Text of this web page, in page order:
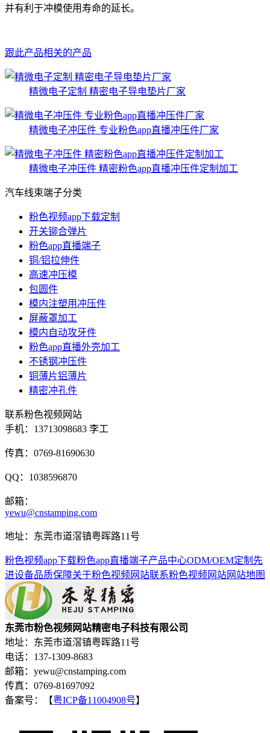
并有利于冲模使用寿命的延长。
跟此产品相关的产品
精微电子定制 精密电子导电垫片厂家
精微电子冲压件 专业粉色app直播冲压件厂家
精微电子冲压件 精密粉色app直播冲压件定制加工
汽车线束端子分类
粉色视频app下载定制
开关铆合弹片
粉色app直播端子
铜/铝拉伸件
高速冲压模
包圆件
模内注塑用冲压件
屏蔽罩加工
模内自动攻牙件
粉色app直播外壳加工
不锈钢冲压件
铜薄片铝薄片
精密冲孔件
联系粉色视频网站
手机： 13713098683 李工
传真：0769-81690630
QQ：1038596870
邮箱：
yewu@cnstamping.com
地址：东莞市道滘镇粤晖路11号
粉色视频app下载粉色app直播端子产品中心ODM/OEM定制 先
进设备品质保障关于粉色视频网站联系粉色视频网站网站地图
东莞市粉色视频网站精密电子科技有限公司
地址：东莞市道滘镇粤晖路11号
电话：137-1309-8683
邮箱：yewu@cnstamping.com
传真：0769-81697092
备案号：【粤ICP备11004908号】